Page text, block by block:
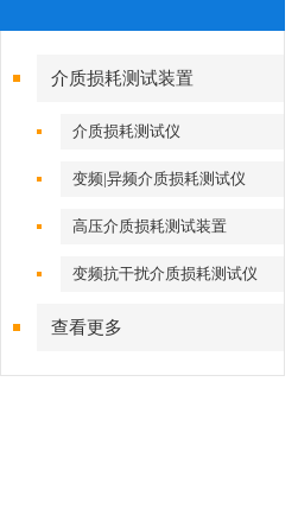
介质损耗测试装置
介质损耗测试仪
变频|异频介质损耗测试仪
高压介质损耗测试装置
变频抗干扰介质损耗测试仪
查看更多